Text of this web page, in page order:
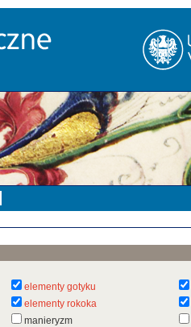
elementy gotyku
elementy rokoka
manieryzm